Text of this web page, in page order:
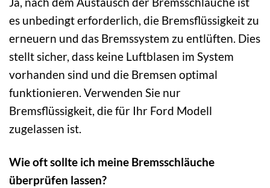
es unbedingt erforderlich, die Bremsflüssigkeit zu
erneuern und das Bremssystem zu entlüften. Dies
stellt sicher, dass keine Luftblasen im System
vorhanden sind und die Bremsen optimal
funktionieren. Verwenden Sie nur
Bremsflüssigkeit, die für Ihr Ford Modell
zugelassen ist.
Wie oft sollte ich meine Bremsschläuche
überprüfen lassen?